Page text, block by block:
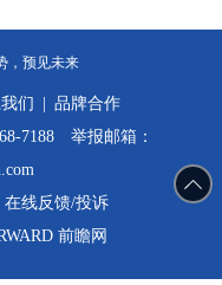
，预见未来
们
品牌合作
7188 举报邮箱：
在线反馈/投诉
前瞻网